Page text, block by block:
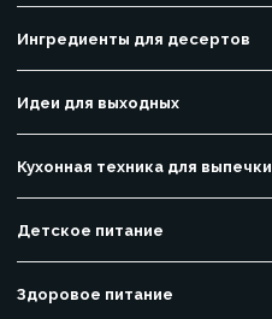
Ингредиенты для десертов
Идеи для выходных
Кухонная техника для выпечки
Детское питание
Здоровое питание